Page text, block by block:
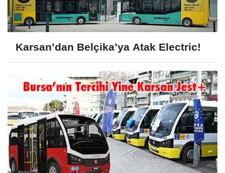
Karsan’dan Belçika’ya Atak Electric!